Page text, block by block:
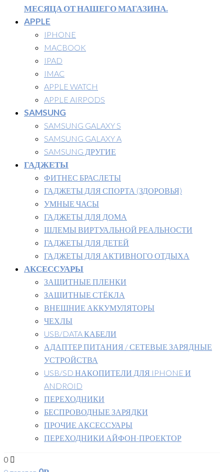
МЕСЯЦА ОТ НАШЕГО МАГАЗИНА.
APPLE
IPHONE
MACBOOK
IPAD
IMAC
APPLE WATCH
APPLE AIRPODS
SAMSUNG
SAMSUNG GALAXY S
SAMSUNG GALAXY A
SAMSUNG ДРУГИЕ
ГАДЖЕТЫ
ФИТНЕС БРАСЛЕТЫ
ГАДЖЕТЫ ДЛЯ СПОРТА (ЗДОРОВЬЯ)
УМНЫЕ ЧАСЫ
ГАДЖЕТЫ ДЛЯ ДОМА
ШЛЕМЫ ВИРТУАЛЬНОЙ РЕАЛЬНОСТИ
ГАДЖЕТЫ ДЛЯ ДЕТЕЙ
ГАДЖЕТЫ ДЛЯ АКТИВНОГО ОТДЫХА
АКСЕССУАРЫ
ЗАЩИТНЫЕ ПЛЕНКИ
ЗАЩИТНЫЕ СТЁКЛА
ВНЕШНИЕ АККУМУЛЯТОРЫ
ЧЕХЛЫ
USB/DATA КАБЕЛИ
АДАПТЕР ПИТАНИЯ / СЕТЕВЫЕ ЗАРЯДНЫЕ
УСТРОЙСТВА
USB/SD НАКОПИТЕЛИ ДЛЯ IPHONE И
ANDROID
ПЕРЕХОДНИКИ
БЕСПРОВОДНЫЕ ЗАРЯДКИ
ПРОЧИЕ АКСЕССУАРЫ
ПЕРЕХОДНИКИ АЙФОН-ПРОЕКТОР
0